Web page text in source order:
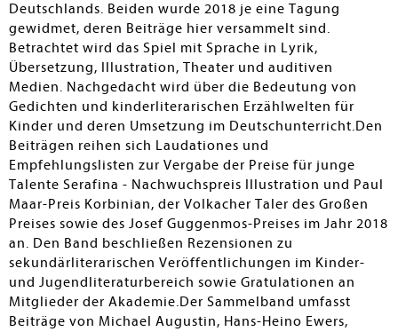
Deutschlands. Beiden wurde 2018 je eine Tagung
gewidmet, deren Beiträge hier versammelt sind.
Betrachtet wird das Spiel mit Sprache in Lyrik,
Übersetzung, Illustration, Theater und auditiven
Medien. Nachgedacht wird über die Bedeutung von
Gedichten und kinderliterarischen Erzählwelten für
Kinder und deren Umsetzung im Deutschunterricht.Den
Beiträgen reihen sich Laudationes und
Empfehlungslisten zur Vergabe der Preise für junge
Talente Serafina - Nachwuchspreis Illustration und Paul
Maar-Preis Korbinian, der Volkacher Taler des Großen
Preises sowie des Josef Guggenmos-Preises im Jahr 2018
an. Den Band beschließen Rezensionen zu
sekundärliterarischen Veröffentlichungen im Kinder-
und Jugendliteraturbereich sowie Gratulationen an
Mitglieder der Akademie.Der Sammelband umfasst
Beiträge von Michael Augustin, Hans-Heino Ewers,